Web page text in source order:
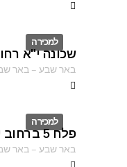
למכירה
ID
שכונה י"א
באר שבע–באר
למכירה
ID
פלח 5 ברחוב ישראל שוחט
באר שבע–באר